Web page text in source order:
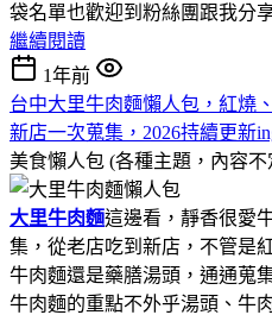
袋名單也歡迎到粉絲團跟我分
繼續閱讀
1年前
台中大里牛肉麵懶人包，紅燒
新店一次蒐集，2026持續更新
美食懶人包 (各種主題，內容
大里牛肉麵這邊看，靜香很愛
集，從老店吃到新店，不管是
牛肉麵還是藥膳湯頭，通通蒐
牛肉麵的重點不外乎湯頭、牛